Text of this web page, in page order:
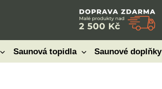
Saunová topidla Saunové doplňky